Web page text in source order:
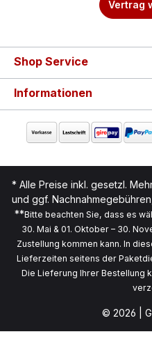
Vertrag
Shop Service
Informationen
* Alle Preise inkl. gesetzl.
und ggf.
**Bitte beachten Sie, dass es
30. Mai & 01. Oktober – 30.
Zustellung kommen kann. In
Lieferzeiten seitens der
Die Lieferung Ihrer Bestellung
© 2026 |